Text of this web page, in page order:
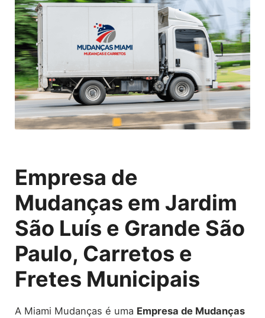
Empresa de
Mudanças em Jardim
São Luís e Grande São
Paulo, Carretos e
Fretes Municipais
A Miami Mudanças é uma Empresa de Mudanças